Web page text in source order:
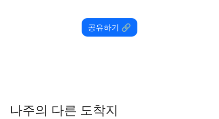
공유하기 🔗
나주의 다른 도착지